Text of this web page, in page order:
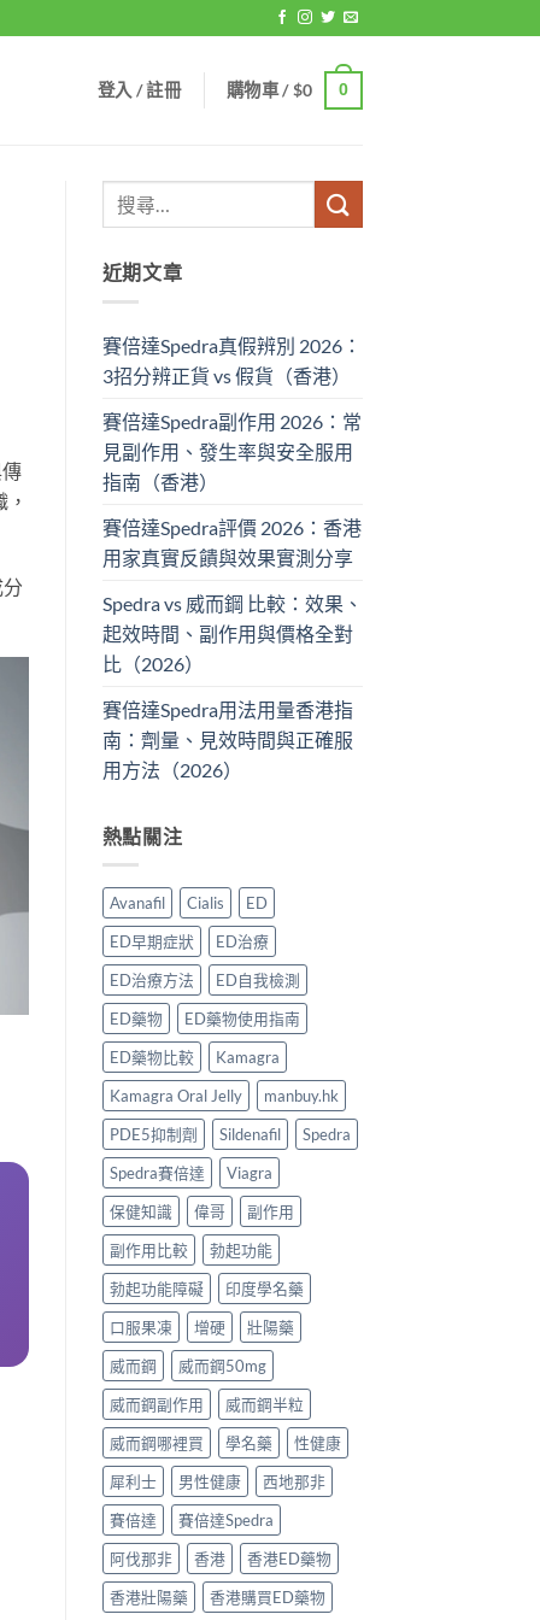
登入 / 註冊 購物車 /$0 0
近期文章
賽倍達Spedra真假辨別 2026：
3招分辨正貨 vs 假貨（香港）
賽倍達Spedra副作用 2026：常
見副作用、發生率與安全服用
指南（香港）
賽倍達Spedra評價 2026：香港
用家真實反饋與效果實測分享
Spedra vs 威而鋼 比較：效果、
起效時間、副作用與價格全對
比（2026）
賽倍達Spedra用法用量香港指
南：劑量、見效時間與正確服
用方法（2026）
熱點關注
Avanafil Cialis
ED
ED早期症狀
ED治療
ED治療方法
ED自我檢測
ED藥物
ED藥物使用指南
ED藥物比較
Kamagra
Kamagra Oral Jelly
manbuy.hk
PDE5抑制劑
Sildenafil
Spedra
Spedra賽倍達
Viagra
保健知識
偉哥
副作用
副作用比較
勃起功能
勃起功能障礙
印度學名藥
口服果凍
增硬
壯陽藥
威而鋼
威而鋼50mg
威而鋼副作用
威而鋼半粒
威而鋼哪裡買
學名藥
性健康
犀利士
男性健康
西地那非
賽倍達
賽倍達Spedra
阿伐那非
香港
香港ED藥物
香港壯陽藥
香港購買ED藥物